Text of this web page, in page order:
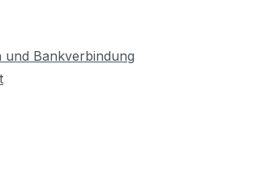
und Bankverbindung